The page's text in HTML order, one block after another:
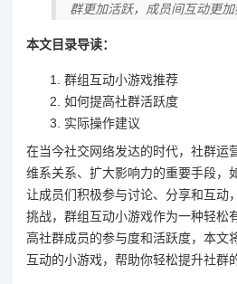
群更加活跃，成员间互动更加
本文目录导读：
群组互动小游戏推荐
如何提高社群活跃度
实际操作建议
在当今社交网络发达的时代，社群运
维系关系、扩大影响力的重要手段，
让成员们积极参与讨论、分享和互动
挑战，群组互动小游戏作为一种轻松
高社群成员的参与度和活跃度，本文
互动的小游戏，帮助你轻松提升社群